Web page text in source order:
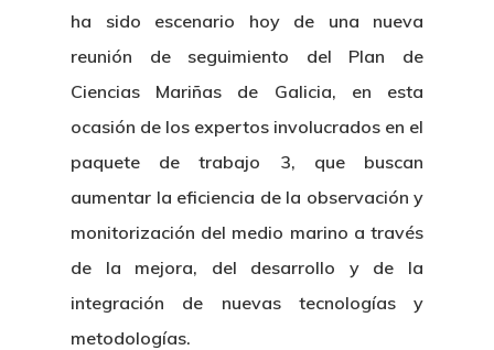
ha sido escenario hoy de una nueva
reunión de seguimiento del Plan de
Ciencias Mariñas de Galicia, en esta
ocasión de los expertos involucrados en el
paquete de trabajo 3, que buscan
aumentar la eficiencia de la observación y
monitorización del medio marino a través
de la mejora, del desarrollo y de la
integración de nuevas tecnologías y
metodologías.